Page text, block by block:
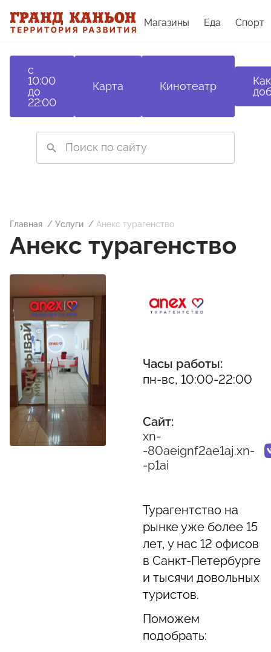
Магазины Еда Спорт
с
10:00
до
22:00
Карта Кинотеатр
Как
Главная Услуги Анекс турагенство
Анекс турагенство
Часы работы:
пн-вс, 10:00-22:00
Сайт:
xn-
-80aeignf2ae1aj.xn-
-p1ai
Турагентство на
рынке уже более 15
лет, у нас 12 офисов
в Санкт-Петербурге
и тысячи довольных
туристов.
Поможем
подобрать: